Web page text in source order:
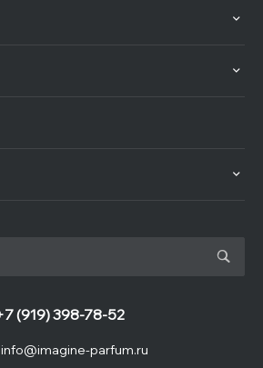
info@imagine-parfum.ru
(919) 398-78-52